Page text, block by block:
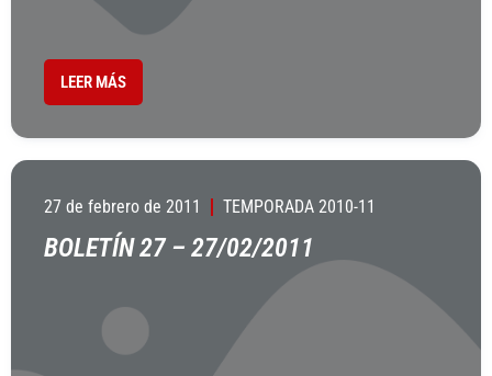
LEER MÁS
27 de febrero de 2011 TEMPORADA 2010-11
BOLETÍN 27 – 27/02/2011